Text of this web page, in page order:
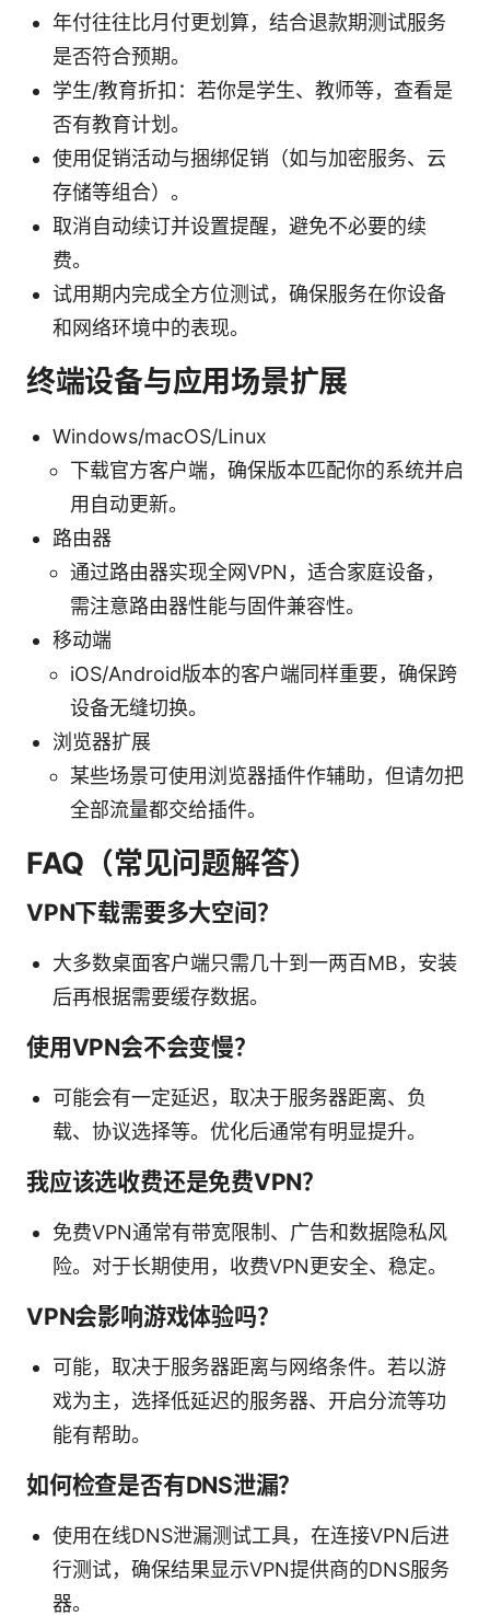
年付往往比月付更划算，结合退款期测试服务
是否符合预期。
学生/教育折扣：若你是学生、教师等，查看是
否有教育计划。
使用促销活动与捆绑促销（如与加密服务、云
存储等组合）。
取消自动续订并设置提醒，避免不必要的续
费。
试用期内完成全方位测试，确保服务在你设备
和网络环境中的表现。
终端设备与应用场景扩展
Windows/macOS/Linux
下载官方客户端，确保版本匹配你的系统并启
用自动更新。
路由器
通过路由器实现全网VPN，适合家庭设备，
需注意路由器性能与固件兼容性。
移动端
iOS/Android版本的客户端同样重要，确保跨
设备无缝切换。
浏览器扩展
某些场景可使用浏览器插件作辅助，但请勿把
全部流量都交给插件。
FAQ（常见问题解答）
VPN下载需要多大空间？
大多数桌面客户端只需几十到一两百MB，安装
后再根据需要缓存数据。
使用VPN会不会变慢？
可能会有一定延迟，取决于服务器距离、负
载、协议选择等。优化后通常有明显提升。
我应该选收费还是免费VPN？
免费VPN通常有带宽限制、广告和数据隐私风
险。对于长期使用，收费VPN更安全、稳定。
VPN会影响游戏体验吗？
可能，取决于服务器距离与网络条件。若以游
戏为主，选择低延迟的服务器、开启分流等功
能有帮助。
如何检查是否有DNS泄漏？
使用在线DNS泄漏测试工具，在连接VPN后进
行测试，确保结果显示VPN提供商的DNS服务
器。